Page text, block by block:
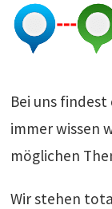
Bei uns
immer wissen
möglichen
Wir stehen